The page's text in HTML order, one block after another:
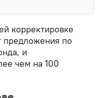
корректировке
по
и
чем на 100